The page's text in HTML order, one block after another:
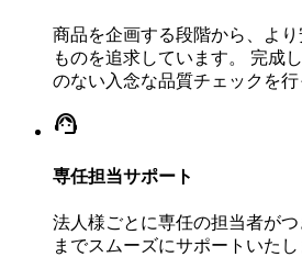
商品を企画する段階から、よ
ものを追求しています。 完成
のない入念な品質チェックを行
support_agent
専任担当サポート
法人様ごとに専任の担当者が
までスムーズにサポートいたし